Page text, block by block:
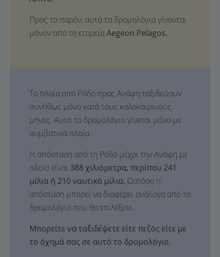
Προς το παρόν, αυτά τα δρομολόγια γίνονται
μόνον από τη εταρείαAegeon Pelagos.
Τα πλοία από Ρόδο προς Ανάφη ταξιδεύουν
συνήθως μόνο κατά τους καλοκαιρινούς
μήνες. Αυτό το δρομολόγιο γίνεται μόνο με
συμβατικά πλοία.
Η απόσταση από τη Ρόδο μέχρι την Ανάφη με
πλοίο είναι 388 χιλιόμετρα, περίπου 241
μίλια ή 210 ναυτικά μίλια. Ωστόσο η
απόσταση μπορεί να διαφέρει ανάλογα από το
δρομολόγιο που θα επιλέξετε.
Μπορείτε να ταξιδέψετε είτε πεζός είτε με
το όχημά σας σε αυτό το δρομολόγιο.